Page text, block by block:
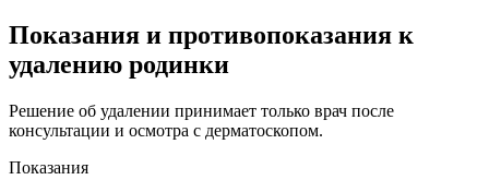
Показания и противопоказания к
удалению родинки
Решение об удалении принимает только врач после
консультации и осмотра с дерматоскопом.
Показания